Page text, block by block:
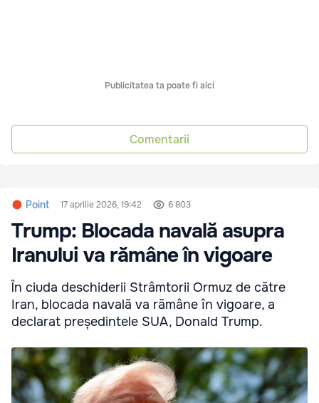
Publicitatea ta poate fi aici
Comentarii
Point 17 aprilie 2026, 19:42 6 803
Trump: Blocada navală asupra
Iranului va rămâne în vigoare
În ciuda deschiderii Strâmtorii Ormuz de către
Iran, blocada navală va rămâne în vigoare, a
declarat președintele SUA, Donald Trump.